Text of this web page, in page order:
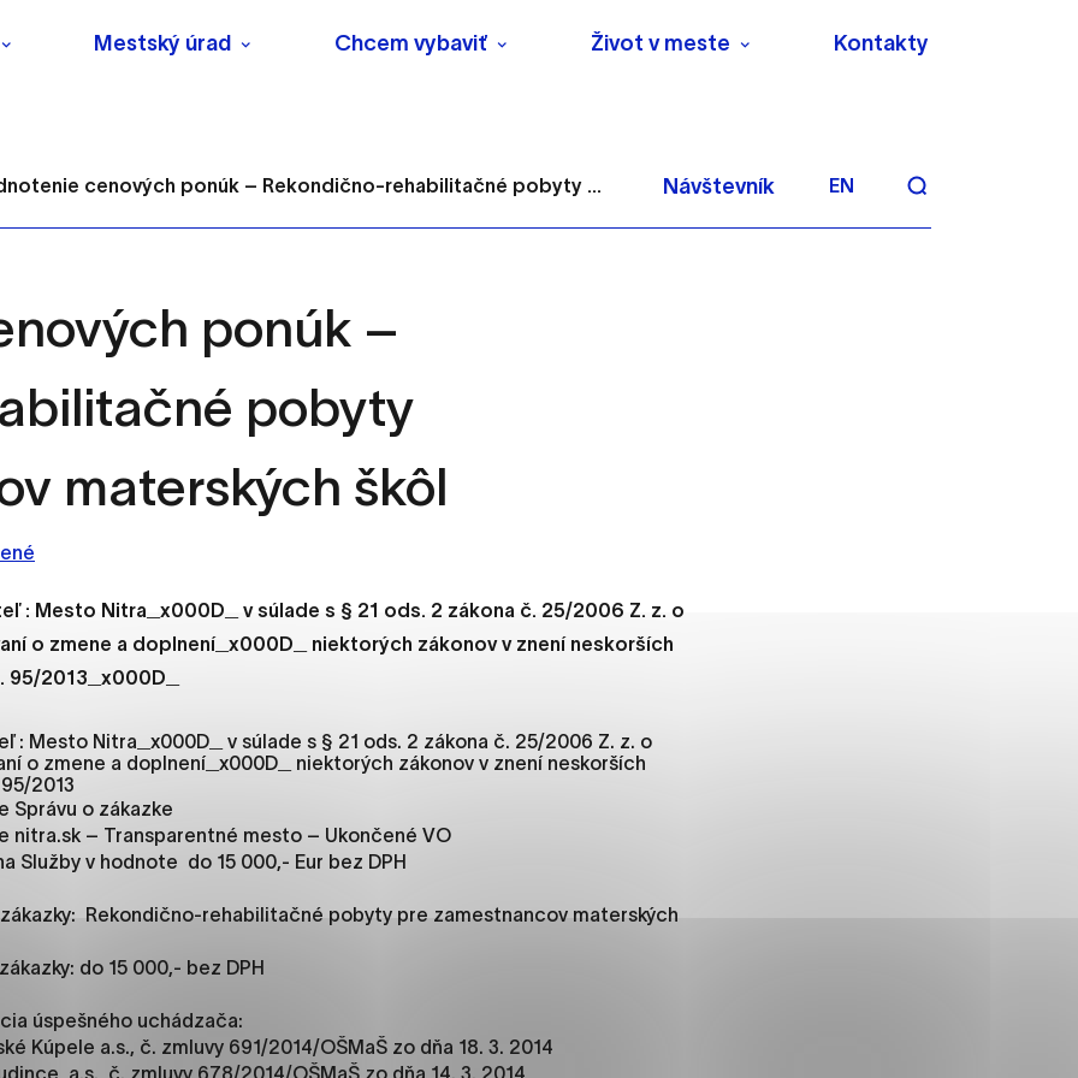
Mestský úrad Chcem vybaviť Život v meste Kontakty
cenových ponúk – Rekondično-rehabilitačné pobyty ... Návštevník EN
ponúk –
pobyty
materských škôl
: Mesto Nitra_x000D_ v súlade s § 21 ods. 2 zákona č. 25/2006 Z. z. o
o zmene a doplnení_x000D_ niektorých zákonov v znení neskorších
95/2013_x000D_
: Mesto Nitra_x000D_ v súlade s § 21 ods. 2 zákona č. 25/2006 Z. z. o
o zmene a doplnení_x000D_ niektorých zákonov v znení neskorších
2013
Správu o zákazke
nitra.sk – Transparentné mesto – Ukončené VO
Služby v hodnote do 15 000,- Eur bez DPH
Rekondično-rehabilitačné pobyty pre zamestnancov materských
do 15 000,- bez DPH
úspešného uchádzača:
Kúpele a.s., č. zmluvy 691/2014/OŠMaŠ zo dňa 18. 3. 2014
a.s., č. zmluvy 678/2014/OŠMaŠ zo dňa 14. 3. 2014
ktorých webové stránky môžu ukladať informácie o vašej aktivite a preferenciách.
ktorú chcete povoliť
pre prevádzku nevyhnutné a pomáhajú urobiť webové stránky uplatniteľnými tým,
ako je navigácia na stránke a prístup k zabezpečeným oblastiam webovej
prevádzkovateľovi stránok pochopiť, ako návštevníci stránok stránku používajú,
a ponúknuť im lepšiu skúsenosť. Všetky dáta sa zbierajú anonymne a nie je
osobou.